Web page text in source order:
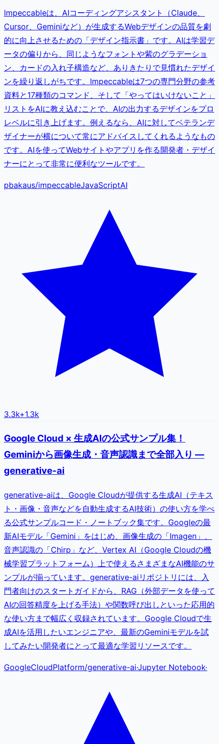
Impeccableは、AIコーディングアシスタント（Claude、
Cursor、Geminiなど）が生成するWebデザインの品質を劇
的に向上させるための「デザイン指示書」です。AIは学習デ
ータの偏りから、同じようなフォントや紫のグラデーショ
ン、カードの入れ子構造など、ありきたりで見慣れたデザイ
ンを繰り返しがちです。Impeccableは7つの専門分野の参考
資料と17種類のコマンド、そして「やってはいけないこと」
リストをAIに教え込むことで、AIの出力するデザインをプロ
レベルに引き上げます。例えるなら、AIに対してベテランデ
ザイナーが横について常にアドバイスしてくれるようなもの
です。AIを使ってWebサイトやアプリを作る開発者・デザイ
ナーにとって非常に便利なツールです。
pbakaus/impeccableJavaScriptAI
3.3k+1.3k
Google Cloud × 生成AIの公式サンプル集！
Geminiから画像生成・音声認識まで全部入り —
generative-ai
generative-aiは、Google Cloudが提供する生成AI（テキス
ト・画像・音声などを自動生成するAI技術）の使い方を学べ
る公式サンプルコード・ノートブック集です。Googleの最
新AIモデル「Gemini」をはじめ、画像生成の「Imagen」、
音声認識の「Chirp」など、Vertex AI（Google Cloudの機
械学習プラットフォーム）上で使えるさまざまなAI機能のサ
ンプルが揃っています。generative-aiリポジトリには、入
門者向けのスタートガイドから、RAG（外部データを使って
AIの回答精度を上げる手法）や関数呼び出しといった応用的
な使い方まで幅広く収録されています。Google Cloudで生
成AIを活用したいエンジニアや、最新のGeminiモデルを試
してみたい開発者にとって最適な学習リソースです。
GoogleCloudPlatform/generative-ai·Jupyter Notebook·